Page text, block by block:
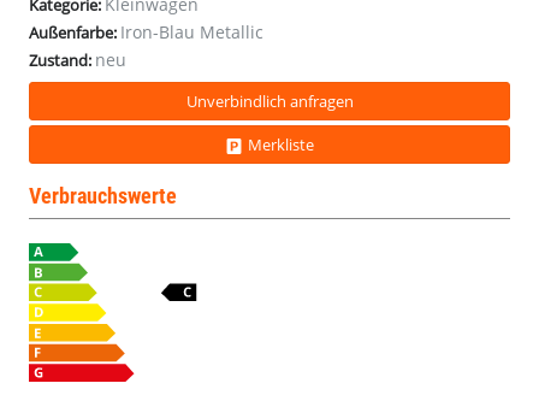
Kategorie:
Außenfarbe: Iron-Blau Metallic
Zustand: neu
Unverbindlich anfragen
Merkliste
Verbrauchswerte